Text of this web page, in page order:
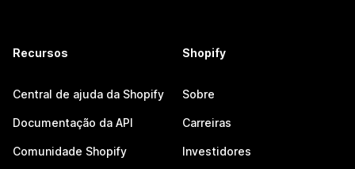
Recursos
Central de ajuda da Shopify
Documentação da API
Comunidade Shopify
Shopify
Sobre
Carreiras
Investidores